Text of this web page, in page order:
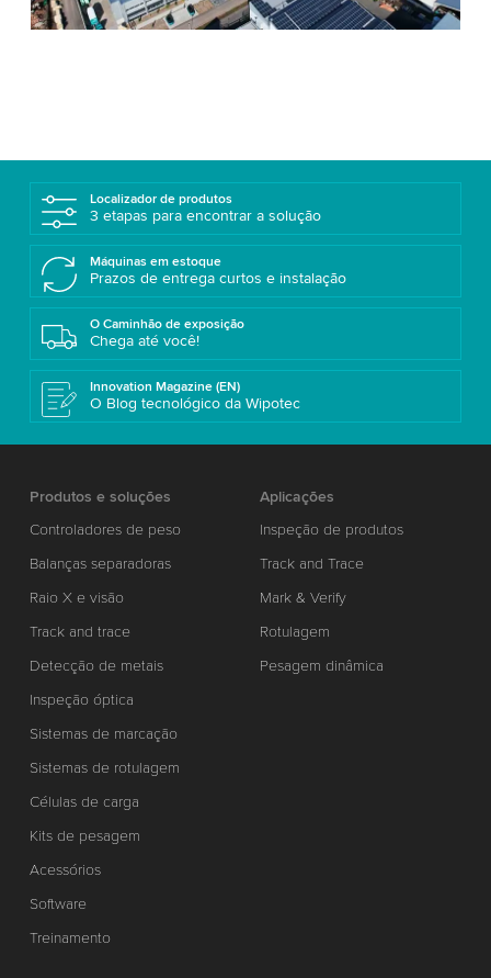
Localizador de produtos
3 etapas para encontrar a solução
Máquinas em estoque
Prazos de entrega curtos e instalação
O Caminhão de exposição
Chega até você!
Innovation Magazine (EN)
O Blog tecnológico da Wipotec
Produtos e soluções
Controladores de peso
Balanças separadoras
Raio X e visão
Track and trace
Detecção de metais
Inspeção óptica
Sistemas de marcação
Sistemas de rotulagem
Células de carga
Kits de pesagem
Acessórios
Software
Treinamento
Aplicações
Inspeção de produtos
Track and Trace
Mark & Verify
Rotulagem
Pesagem dinâmica